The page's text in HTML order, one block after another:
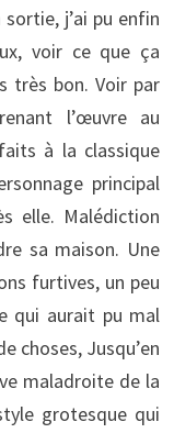
j’ai pu enfin
voir ce que ça
très bon. Voir par
l’œuvre au
à la classique
principal
elle. Malédiction
sa maison. Une
furtives, un peu
qui aurait pu mal
choses, Jusqu’en
maladroite de la
grotesque qui